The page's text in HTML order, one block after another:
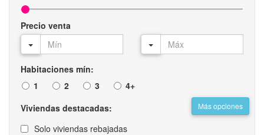
Precio venta
Habitaciones mín:
1
2 3 4+
Más opciones
Viviendas destacadas:
Solo viviendas rebajadas